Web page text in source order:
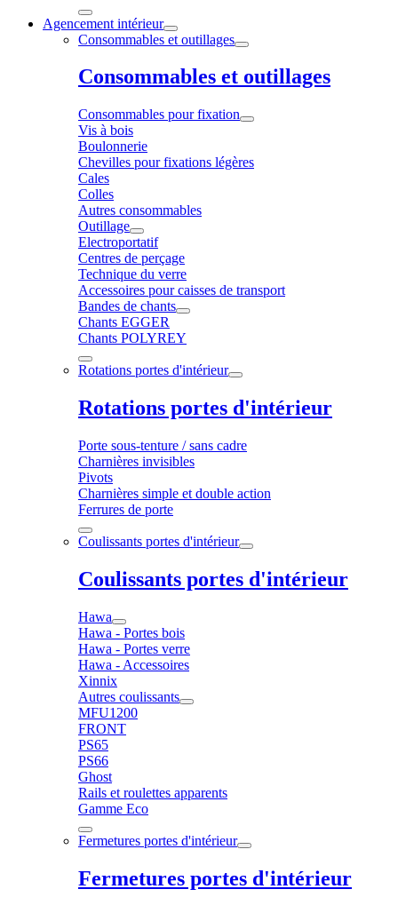
Agencement intérieur
Consommables et outillages
Consommables et outillages
Consommables pour fixation
Vis à bois
Boulonnerie
Chevilles pour fixations légères
Cales
Colles
Autres consommables
Outillage
Electroportatif
Centres de perçage
Technique du verre
Accessoires pour caisses de transport
Bandes de chants
Chants EGGER
Chants POLYREY
Rotations portes d'intérieur
Rotations portes d'intérieur
Porte sous-tenture / sans cadre
Charnières invisibles
Pivots
Charnières simple et double action
Ferrures de porte
Coulissants portes d'intérieur
Coulissants portes d'intérieur
Hawa
Hawa - Portes bois
Hawa - Portes verre
Hawa - Accessoires
Xinnix
Autres coulissants
MFU1200
FRONT
PS65
PS66
Ghost
Rails et roulettes apparents
Gamme Eco
Fermetures portes d'intérieur
Fermetures portes d'intérieur